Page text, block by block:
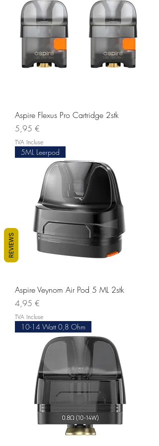
Aspire Flexus Pro Cartridge 2stk
Prix
5,95 €
TVA Incluse
5ML Leerpod
Aspire Veynom Air Pod 5 ML 2stk
Prix
4,95 €
TVA Incluse
10-14 Watt 0,8 Ohm
REVIEWS